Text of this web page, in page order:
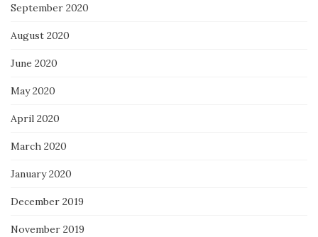
September 2020
August 2020
June 2020
May 2020
April 2020
March 2020
January 2020
December 2019
November 2019